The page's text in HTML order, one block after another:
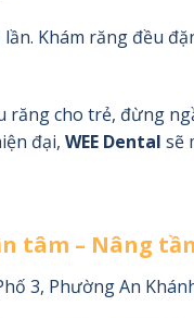
Khám răng đều
răng cho trẻ, đừng
đại, WEE Dental sẽ
tâm – Nâng
3, Phường An